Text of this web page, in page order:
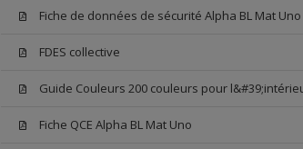
Fiche de données de sécurité Alpha BL Mat Uno
FDES collective
Guide Couleurs 200 couleurs pour
Fiche QCE Alpha BL Mat Uno